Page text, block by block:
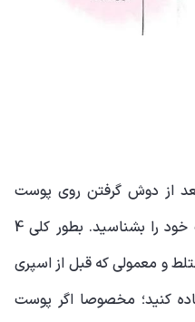
از دوش گرفتن روی پوست
تمیز است. بهتر است نوع پوست خود را بشناسید. بطور کلی 4
و معمولی که قبل از اسپری
کنید؛ مخصوصا اگر پوست